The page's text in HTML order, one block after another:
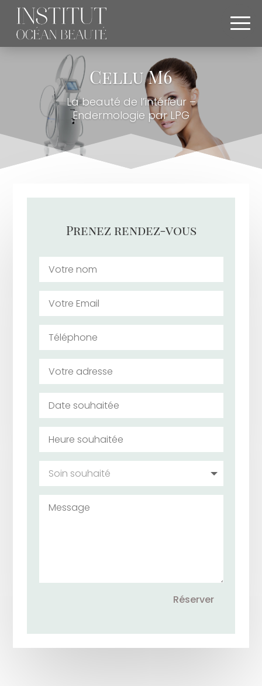
Soins
Cellu M6
La beauté de l’intérieur –
Endermologie par LPG
Prenez rendez-vous
Réserver